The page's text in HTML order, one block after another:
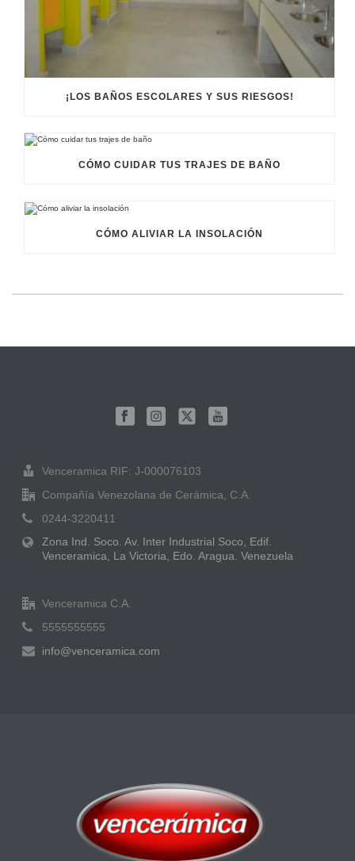
¡LOS BAÑOS ESCOLARES Y SUS RIESGOS!
CÓMO CUIDAR TUS TRAJES DE BAÑO
CÓMO ALIVIAR LA INSOLACIÓN
Venceramica RIF: J-000076103
Compañía Venezolana de Cerámica, C.A.
0244-3220411
Zona Ind. Soco. Av. Inter Industrial Soco, Edif.
Venceramica, La Victoria, Edo. Aragua. Venezuela
Venceramica C.A.
5555555555
info@venceramica.com